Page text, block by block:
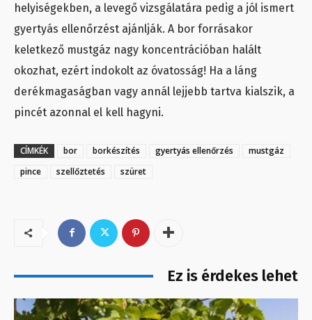
helyiségekben, a levegő vizsgálatára pedig a jól ismert
gyertyás ellenőrzést ajánlják. A bor forrásakor
keletkező mustgáz nagy koncentrációban halált
okozhat, ezért indokolt az óvatosság! Ha a láng
derékmagaságban vagy annál lejjebb tartva kialszik, a
pincét azonnal el kell hagyni.
CÍMKÉK bor borkészítés gyertyás ellenőrzés
mustgáz
pince
szellőztetés szüret
Ez is érdekes lehet